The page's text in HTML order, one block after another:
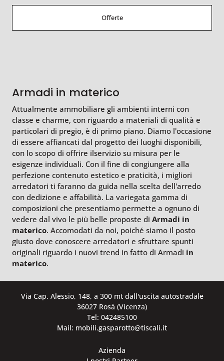
Offerte
Armadi in materico
Attualmente ammobiliare gli ambienti interni con
classe e charme, con riguardo a materiali di qualità e
particolari di pregio, è di primo piano. Diamo l'occasione
di essere affiancati dal progetto dei luoghi disponibili,
con lo scopo di offrire ilservizio su misura per le
esigenze individuali. Con il fine di congiungere alla
perfezione contenuto estetico e praticità, i migliori
arredatori ti faranno da guida nella scelta dell'arredo
con dedizione e affabilità. La variegata gamma di
composizioni che presentiamo permette a ognuno di
vedere dal vivo le più belle proposte di Armadi in
materico. Accomodati da noi, poiché siamo il posto
giusto dove conoscere arredatori e sfruttare spunti
originali riguardo i nuovi trend in fatto di Armadi in
materico.
Via Cap. Alessio, 148, a 300 mt dall'uscita autostradale
36027 Rosà (Vicenza)
Tel: 042485100
Mail: mobili.gasparotto@tiscali.it
Azienda